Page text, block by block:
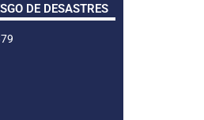
DE DESASTRES